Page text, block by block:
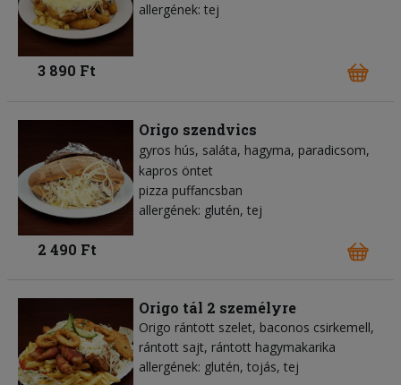
allergének: tej
3 890 Ft
Origo szendvics
gyros hús saláta hagyma paradicsom
kapros öntet
pizza puffancsban
allergének: glutén, tej
2 490 Ft
Origo tál 2 személyre
Origo rántott szelet, baconos csirkemell,
rántott sajt, rántott hagymakarika
allergének: glutén, tojás, tej